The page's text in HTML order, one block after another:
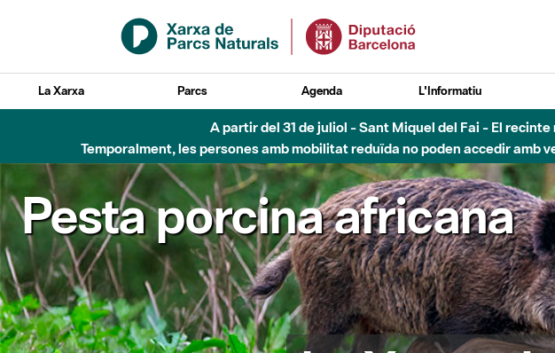
Salta al contingut principal
La Xarxa Parcs Agenda L'Informatiu
A partir del 31 de juliol - Sant Miquel del Fai - El
Temporalment, les persones amb mobilitat reduïda no poden accedir amb
Pesta porcina africana